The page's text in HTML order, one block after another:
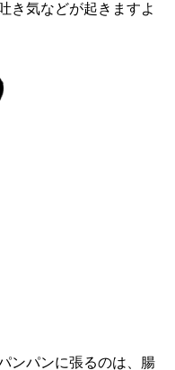
き気などが起きますよ
ンパンに張るのは、腸